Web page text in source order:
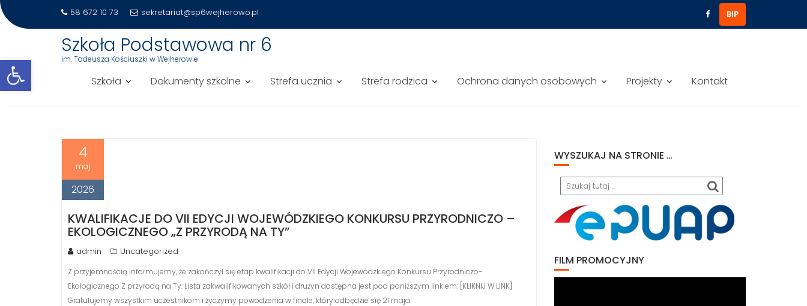
Otwórz pasek narzędzi
58 672 10 73 sekretariat@sp6wejherowo.pl BIP
Szkoła Podstawowa nr 6
im. Tadeusza Kościuszki w Wejherowie
Szkoła Dokumenty szkolne Strefa ucznia Strefa rodzica Ochrona danych osobowych Projekty Kontakt
4
maj
2026
KWALIFIKACJE DO VII EDYCJI WOJEWÓDZKIEGO KONKURSU PRZYRODNICZO –
EKOLOGICZNEGO „Z PRZYRODĄ NA TY”
admin Uncategorized
Z przyjemnością informujemy, że zakończył się etap kwalifikacji do VII Edycji Wojewódzkiego Konkursu Przyrodniczo-
Ekologicznego Z przyrodą na Ty. Lista zakwalifikowanych szkół i drużyn dostępna jest pod poniższym linkiem: [KLIKNIJ W LINK]
Gratulujemy wszystkim uczestnikom i życzymy powodzenia w finale, który odbędzie się 21 maja.
WYSZUKAJ NA STRONIE …
Search
FILM PROMOCYJNY